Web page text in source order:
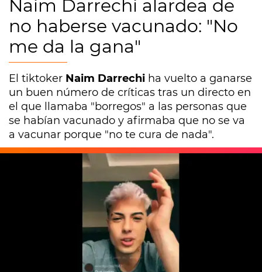
Naim Darrechi alardea de
no haberse vacunado: "No
me da la gana"
El tiktoker Naim Darrechi ha vuelto a ganarse
un buen número de críticas tras un directo en
el que llamaba "borregos" a las personas que
se habían vacunado y afirmaba que no se va
a vacunar porque "no te cura de nada".